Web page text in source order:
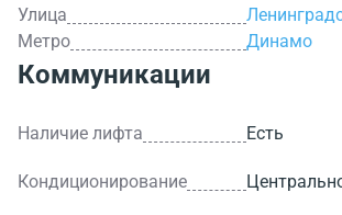
Улица
Метро
Динамо
Коммуникации
Наличие лифта Есть
Кондиционирование